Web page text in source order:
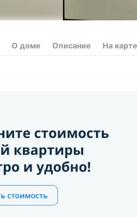
О доме Описание На карте